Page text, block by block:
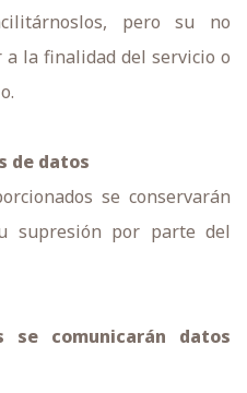
pero su no
a la finalidad del servicio o
de datos
se conservarán
supresión por parte del
se comunicarán datos